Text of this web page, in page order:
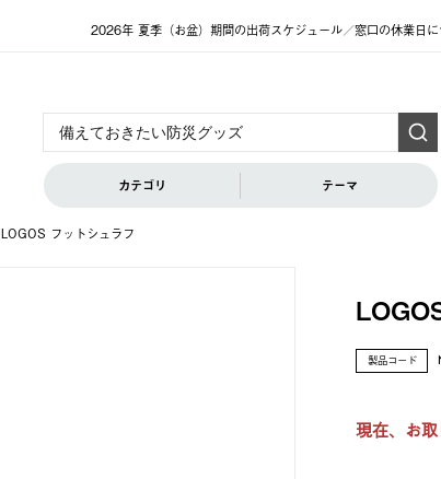
2026年 夏季（お盆）期間の出荷スケジュール／窓口の休業日に
カテゴリ テーマ
LOGOS フットシュラフ
製品コード
現在、お取